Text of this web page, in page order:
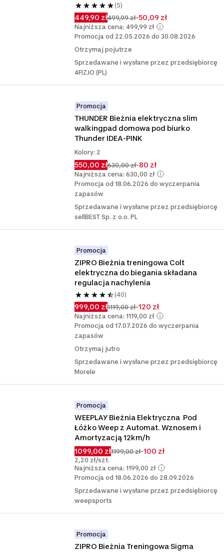
(5)
449,90 zł499,99 zł-50,09 zł
Najniższa cena: 499,99 zł
Promocja od 22.05.2026 do 30.08.2026
Otrzymaj pojutrze
Sprzedawane i wysłane przez przedsiębiorcę
4FIZJO (PL)
Promocja
THUNDER Bieżnia elektryczna slim
walkingpad domowa pod biurko
Thunder IDEA-PINK
Kolory: 2
550,00 zł630,00 zł-80 zł
Najniższa cena: 630,00 zł
Promocja od 18.06.2026 do wyczerpania
zapasów
Sprzedawane i wysłane przez przedsiębiorcę
sellBEST Sp. z o.o. PL
Promocja
ZIPRO Bieżnia treningowa Colt
elektryczna do biegania składana
regulacja nachylenia
(40)
999,00 zł1119,00 zł-120 zł
Najniższa cena: 1119,00 zł
Promocja od 17.07.2026 do wyczerpania
zapasów
Otrzymaj jutro
Sprzedawane i wysłane przez przedsiębiorcę
Morele
Promocja
WEEPLAY Bieżnia Elektryczna  Pod
Łóżko Weep z Automat. Wznosem i
Amortyzacją 12km/h
1099,00 zł1199,00 zł-100 zł
2,20 zł/szt.
Najniższa cena: 1199,00 zł
Promocja od 18.06.2026 do 28.09.2026
Sprzedawane i wysłane przez przedsiębiorcę
weepsports
Promocja
ZIPRO Bieżnia Treningowa Sigma